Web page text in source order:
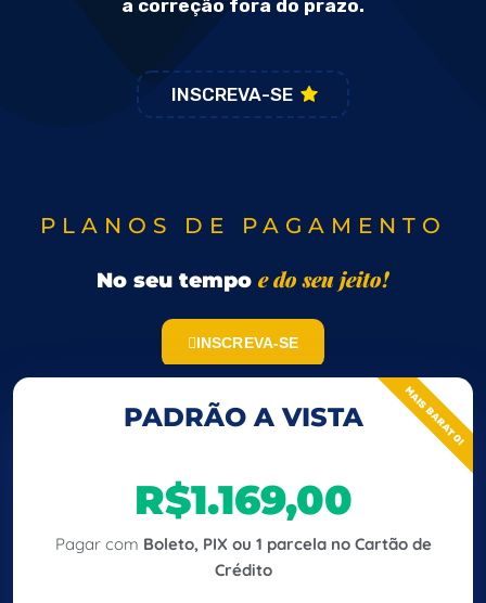
a correção fora do prazo.
INSCREVA-SE
PLANOS DE PAGAMENTO
No seu tempo e do seu jeito!
INSCREVA-SE
MAIS BARATO!
PADRÃO A VISTA
R$1.169,00
Pagar com Boleto, PIX ou 1 parcela no Cartão de
Crédito